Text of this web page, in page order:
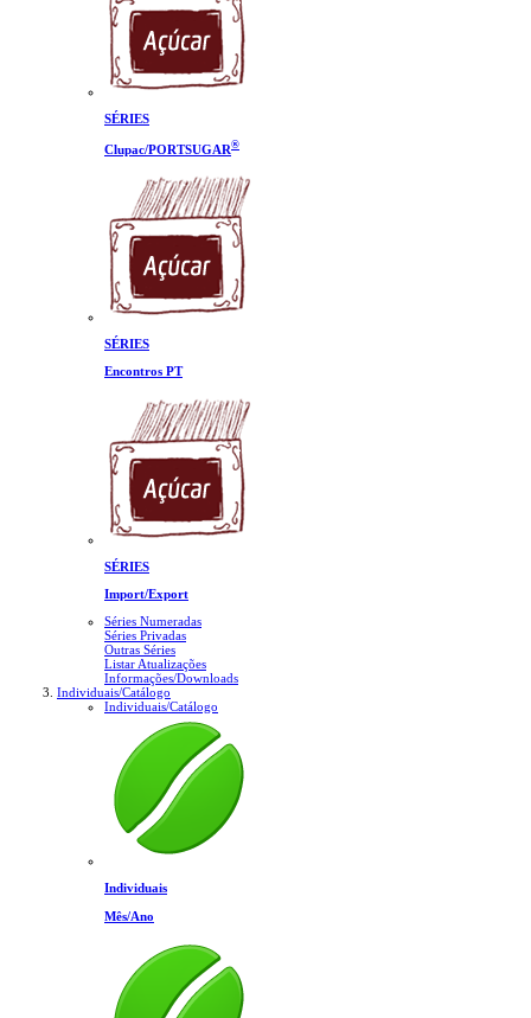
SÉRIES
Clupac/PORTSUGAR®
SÉRIES
Encontros PT
SÉRIES
Import/Export
Séries Numeradas
Séries Privadas
Outras Séries
Listar Atualizações
Informações/Downloads
Individuais/Catálogo
Individuais/Catálogo
Individuais
Mês/Ano